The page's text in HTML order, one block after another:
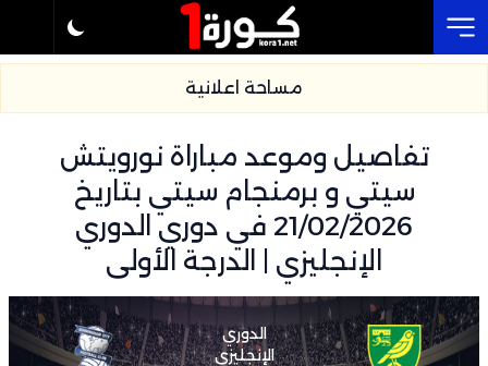
مساحة اعلانية
تفاصيل وموعد مباراة نورويتش
سيتي و برمنجام سيتي بتاريخ
21/02/2026 في دوري الدوري
الإنجليزي | الدرجة الأولى
الدوري
الإنجليزي